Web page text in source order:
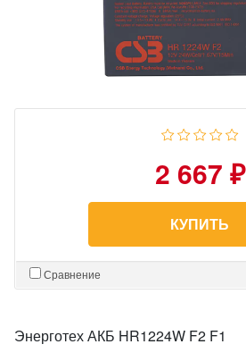
2 667 ₽
КУПИТЬ
Сравнение
Энерготех АКБ HR1224W F2 F1